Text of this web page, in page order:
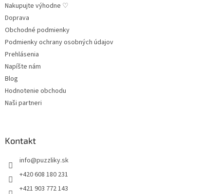
Nakupujte výhodne ♡
Doprava
Obchodné podmienky
Podmienky ochrany osobných údajov
Prehlásenia
Napíšte nám
Blog
Hodnotenie obchodu
Naši partneri
Kontakt
info@puzzliky.sk
+420 608 180 231
+421 903 772 143